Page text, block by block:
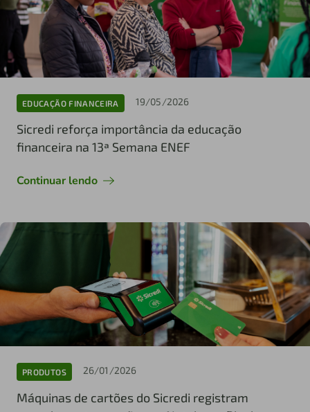
EDUCAÇÃO FINANCEIRA 19/05/2026
Sicredi reforça importância da educação
financeira na 13ª Semana ENEF
Continuar lendo
PRODUTOS 26/01/2026
Máquinas de cartões do Sicredi registram